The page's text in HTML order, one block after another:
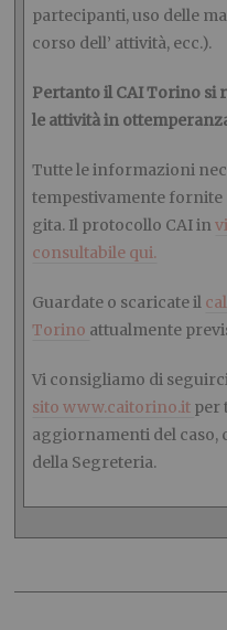
partecipanti, uso delle
corso dell’ attività, ecc.).
Pertanto il CAI Torino si
le attività in
Tutte le informazioni
tempestivamente fornite
gita. Il protocollo CAI in
consultabile qui.
Guardate o scaricate il
Torino attualmente
Vi consigliamo di
sito www.caitorino.it per
aggiornamenti del caso,
della Segreteria.